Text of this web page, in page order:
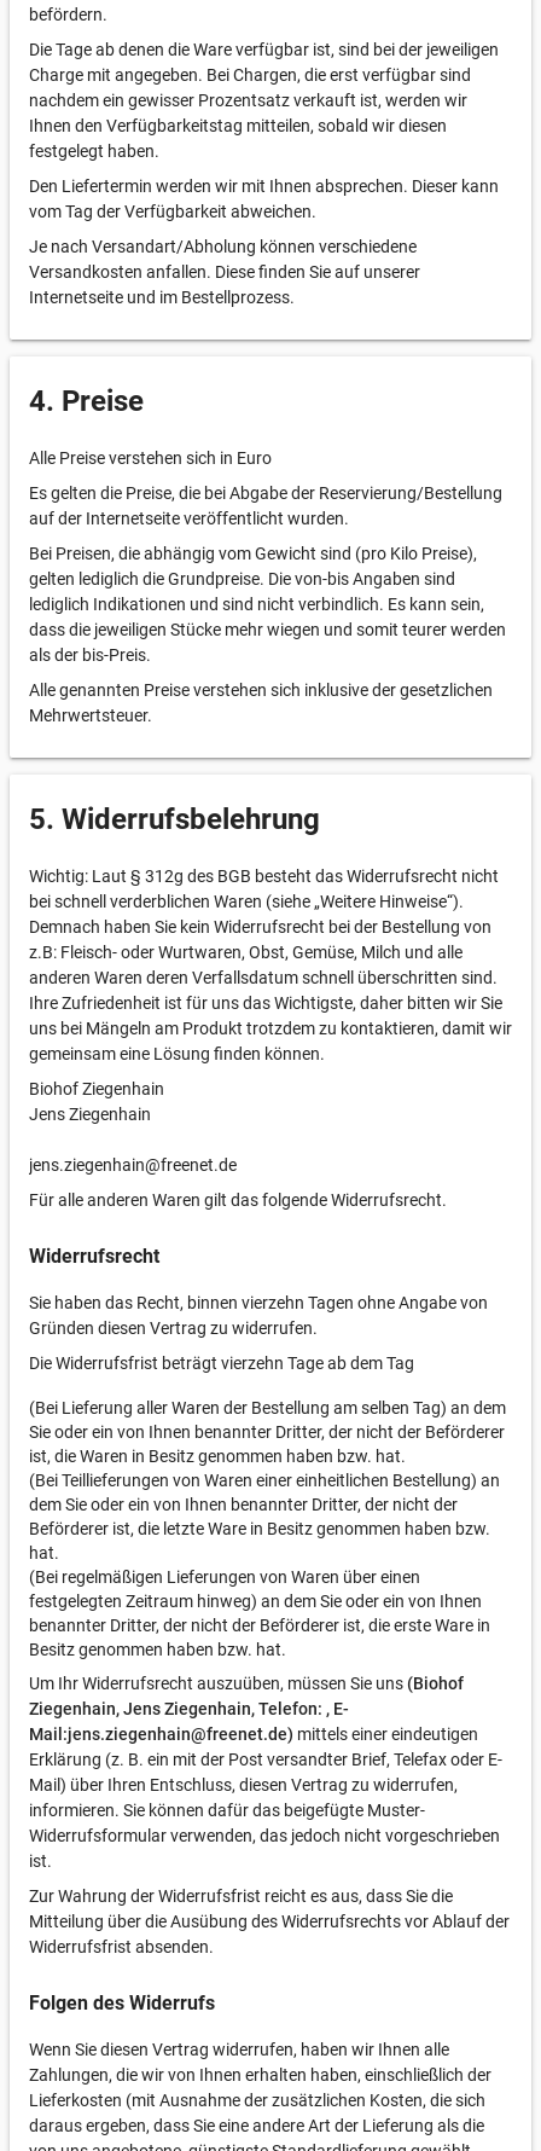
befördern.
Die Tage ab denen die Ware verfügbar ist, sind bei der jeweiligen
Charge mit angegeben. Bei Chargen, die erst verfügbar sind
nachdem ein gewisser Prozentsatz verkauft ist, werden wir
Ihnen den Verfügbarkeitstag mitteilen, sobald wir diesen
festgelegt haben.
Den Liefertermin werden wir mit Ihnen absprechen. Dieser kann
vom Tag der Verfügbarkeit abweichen.
Je nach Versandart/Abholung können verschiedene
Versandkosten anfallen. Diese finden Sie auf unserer
Internetseite und im Bestellprozess.
4. Preise
Alle Preise verstehen sich in Euro
Es gelten die Preise, die bei Abgabe der Reservierung/Bestellung
auf der Internetseite veröffentlicht wurden.
Bei Preisen, die abhängig vom Gewicht sind (pro Kilo Preise),
gelten lediglich die Grundpreise. Die von-bis Angaben sind
lediglich Indikationen und sind nicht verbindlich. Es kann sein,
dass die jeweiligen Stücke mehr wiegen und somit teurer werden
als der bis-Preis.
Alle genannten Preise verstehen sich inklusive der gesetzlichen
Mehrwertsteuer.
5. Widerrufsbelehrung
Wichtig: Laut § 312g des BGB besteht das Widerrufsrecht nicht
bei schnell verderblichen Waren (siehe „Weitere Hinweise“).
Demnach haben Sie kein Widerrufsrecht bei der Bestellung von
z.B: Fleisch- oder Wurtwaren, Obst, Gemüse, Milch und alle
anderen Waren deren Verfallsdatum schnell überschritten sind.
Ihre Zufriedenheit ist für uns das Wichtigste, daher bitten wir Sie
uns bei Mängeln am Produkt trotzdem zu kontaktieren, damit wir
gemeinsam eine Lösung finden können.
Biohof Ziegenhain
Jens Ziegenhain
jens.ziegenhain@freenet.de
Für alle anderen Waren gilt das folgende Widerrufsrecht.
Widerrufsrecht
Sie haben das Recht, binnen vierzehn Tagen ohne Angabe von
Gründen diesen Vertrag zu widerrufen.
Die Widerrufsfrist beträgt vierzehn Tage ab dem Tag
(Bei Lieferung aller Waren der Bestellung am selben Tag) an dem
Sie oder ein von Ihnen benannter Dritter, der nicht der Beförderer
ist, die Waren in Besitz genommen haben bzw. hat.
(Bei Teillieferungen von Waren einer einheitlichen Bestellung) an
dem Sie oder ein von Ihnen benannter Dritter, der nicht der
Beförderer ist, die letzte Ware in Besitz genommen haben bzw.
hat.
(Bei regelmäßigen Lieferungen von Waren über einen
festgelegten Zeitraum hinweg) an dem Sie oder ein von Ihnen
benannter Dritter, der nicht der Beförderer ist, die erste Ware in
Besitz genommen haben bzw. hat.
Um Ihr Widerrufsrecht auszuüben, müssen Sie uns (Biohof
Ziegenhain, Jens Ziegenhain, Telefon: , E-
Mail:jens.ziegenhain@freenet.de) mittels einer eindeutigen
Erklärung (z. B. ein mit der Post versandter Brief, Telefax oder E-
Mail) über Ihren Entschluss, diesen Vertrag zu widerrufen,
informieren. Sie können dafür das beigefügte Muster-
Widerrufsformular verwenden, das jedoch nicht vorgeschrieben
ist.
Zur Wahrung der Widerrufsfrist reicht es aus, dass Sie die
Mitteilung über die Ausübung des Widerrufsrechts vor Ablauf der
Widerrufsfrist absenden.
Folgen des Widerrufs
Wenn Sie diesen Vertrag widerrufen, haben wir Ihnen alle
Zahlungen, die wir von Ihnen erhalten haben, einschließlich der
Lieferkosten (mit Ausnahme der zusätzlichen Kosten, die sich
daraus ergeben, dass Sie eine andere Art der Lieferung als die